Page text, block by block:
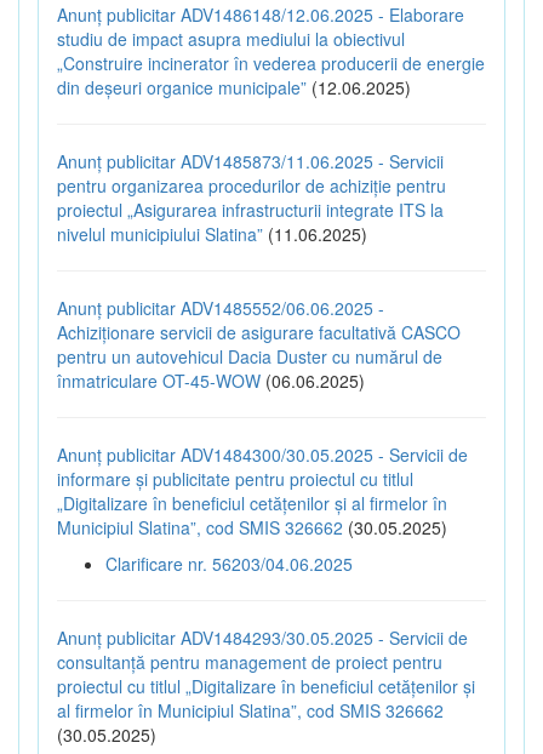
Anunț publicitar ADV1486148/12.06.2025 - Elaborare
studiu de impact asupra mediului la obiectivul
„Construire incinerator în vederea producerii de energie
din deșeuri organice municipale” (12.06.2025)
Anunț publicitar ADV1485873/11.06.2025 - Servicii
pentru organizarea procedurilor de achiziție pentru
proiectul „Asigurarea infrastructurii integrate ITS la
nivelul municipiului Slatina” (11.06.2025)
Anunț publicitar ADV1485552/06.06.2025 -
Achiziționare servicii de asigurare facultativă CASCO
pentru un autovehicul Dacia Duster cu numărul de
înmatriculare OT-45-WOW (06.06.2025)
Anunț publicitar ADV1484300/30.05.2025 - Servicii de
informare și publicitate pentru proiectul cu titlul
„Digitalizare în beneficiul cetățenilor și al firmelor în
Municipiul Slatina”, cod SMIS 326662 (30.05.2025)
Clarificare nr. 56203/04.06.2025
Anunț publicitar ADV1484293/30.05.2025 - Servicii de
consultanță pentru management de proiect pentru
proiectul cu titlul „Digitalizare în beneficiul cetățenilor și
al firmelor în Municipiul Slatina”, cod SMIS 326662
(30.05.2025)